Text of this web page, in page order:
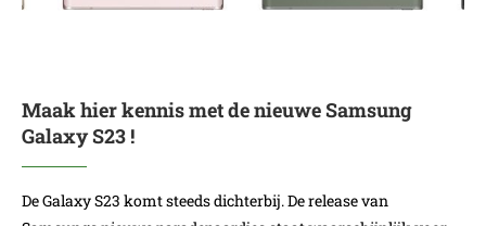
Maak hier kennis met de nieuwe Samsung
Galaxy S23 !
De Galaxy S23 komt steeds dichterbij. De release van